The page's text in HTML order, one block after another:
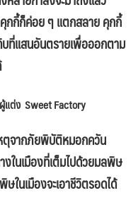
กกี้ก็ค่อย ๆ แตกสลาย คุกกี้
ที่แสนอันตรายเพื่อออกตาม
แต่ง Sweet Factory
ตุจากภัยพิบัติหมอกควัน
งในเมืองที่เต็มไปด้วยมลพิษ
นเมืองจะเอาชีวิตรอดได้